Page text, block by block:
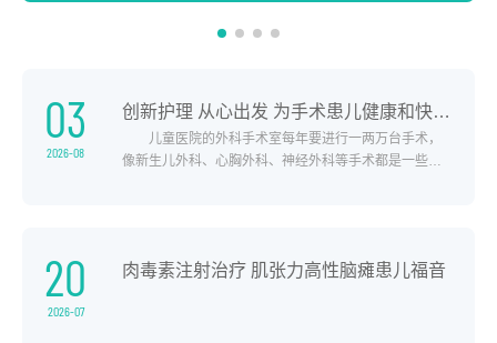
03
2026-08
创新护理 从心出发 为手术患儿健康和快乐护航
儿童医院的外科手术室每年要进行一两万台手术，
像新生儿外科、心胸外科、神经外科等手术都是一些四
低出生体重儿由于他们体温调节中枢发育不完善，更..
20
2026-07
肉毒素注射治疗 肌张力高性脑瘫患儿福音